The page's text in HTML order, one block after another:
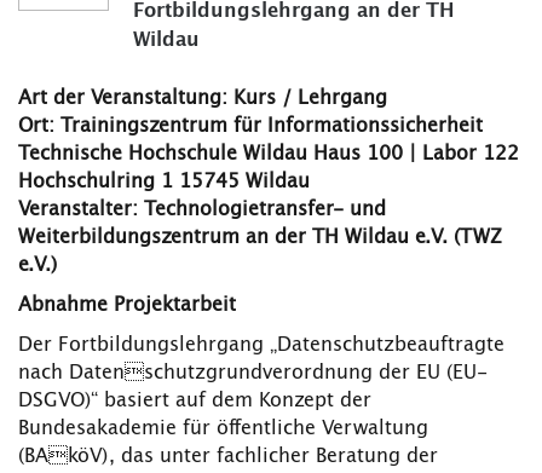
BESCHÄFTIGTE
TH Online-Portal Personensuche English
Fortbildungslehrgang an der TH
Wildau
Art der Veranstaltung: Kurs / Lehrgang
Ort: Trainingszentrum für Informationssicherheit
Technische Hochschule Wildau Haus 100 | Labor 122
Hochschulring 1 15745 Wildau
Veranstalter: Technologietransfer- und
Weiterbildungszentrum an der TH Wildau e.V. (TWZ
e.V.)
Abnahme Projektarbeit
Der Fortbildungslehrgang „Datenschutzbeauftragte
nach Datenschutzgrundverordnung der EU (EU-
DSGVO)“ basiert auf dem Konzept der
Bundesakademie für öffentliche Verwaltung
(BAköV), das unter fachlicher Beratung der